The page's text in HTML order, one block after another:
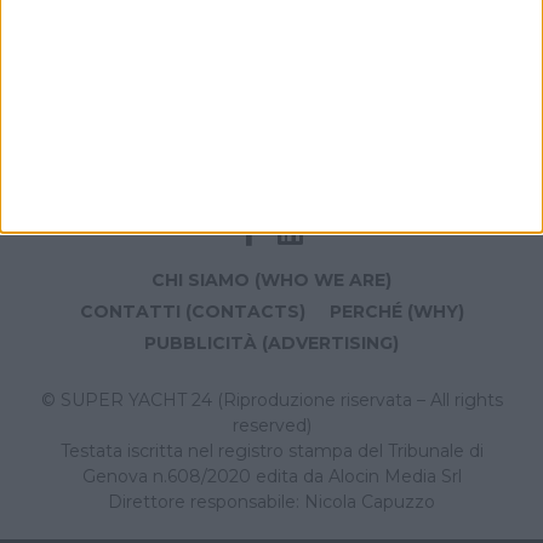
CHI SIAMO (WHO WE ARE)
CONTATTI (CONTACTS)
PERCHÉ (WHY)
PUBBLICITÀ (ADVERTISING)
© SUPER YACHT 24 (Riproduzione riservata – All rights
reserved)
Testata iscritta nel registro stampa del Tribunale di
Genova n.608/2020 edita da Alocin Media Srl
Direttore responsabile: Nicola Capuzzo